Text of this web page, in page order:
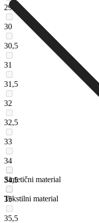
29
30
30,5
31
31,5
32
32,5
33
34
34,5
35
35,5
Sintetični material
Tekstilni material